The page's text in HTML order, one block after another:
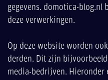
gegevens. domotica-
deze verwerkingen.
Op deze website worden
derden. Dit zijn
media-bedrijven. Hieronder